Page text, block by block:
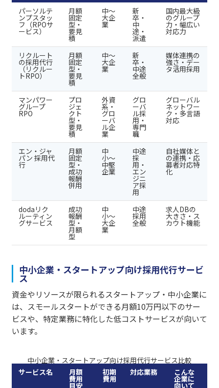
パーソルテ
ンプスタッ
フ（RPOサ
ービス）
月額
固定
型・
要見
積
中〜
大企
業
新
卒・
中
途・
派遣
国内最大級
のグループ
力・幅広い
対応力
リクルート
の採用代行
（リクルー
トRPO）
月額
固定
型・
要見
積
中〜
大企
業
新
卒・
中途
全般
媒体連携の
強さ・デー
タ活用採用
マンパワー
グループ
RPO
プロ
ジェ
クト
型・
要見
積
外資
系・
グロ
ーバ
ル企
業
グロ
ーバ
ル採
用・
専門
職
グローバル
ネットワー
ク・多言語
対応
エン・ジャ
パン 採用代
行
月額
固定
型・
成功
報酬
併用
中
小〜
中堅
企業
中途
採
用・
エン
ジニ
ア採
用
自社媒体と
の連携・応
募者対応特
化
dodaリク
ルーティン
グサービス
成功
報酬
型・
月額
型
中
小〜
大企
業
中途
採用
全般
求人DBの
大きさ・ス
カウト機能
中小企業・スタートアップ向け採用代行サービ
ス
資金やリソースが限られるスタートアップ・中小企業に
は、スモールスタートができる月額10万円以下のサー
ビスや、特定業務に特化した低コストサービスが向いて
います。
中小企業・スタートアップ向け採用代行サービス比較
サービス名
月額
費用
目安
初期
費用
対応業務 こんな
企業に
向いて